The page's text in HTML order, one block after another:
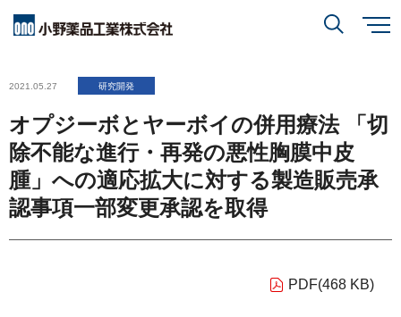
小野薬品について
小野薬品について トップ
CEO・COOメッセージ
研究開発
研究開発トップ
IR情報
閉じる
2021.05.27 研究開発
オプジーボとヤーボイの併用療法 「切
除不能な進行・再発の悪性胸膜中皮
腫」への適応拡大に対する製造販売承
認事項一部変更承認を取得
PDF(468 KB)